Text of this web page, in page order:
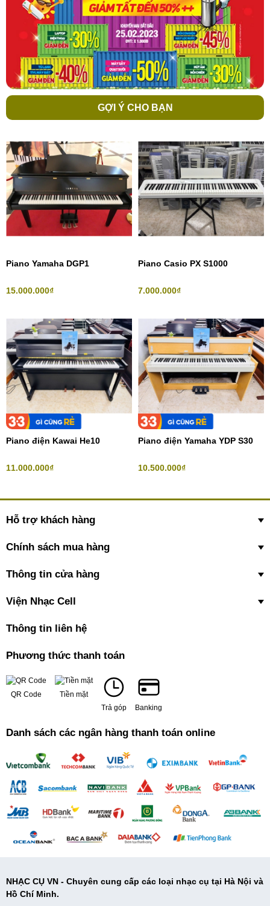
GỢI Ý CHO BẠN
Piano Yamaha DGP1
15.000.000₫
Piano Casio PX S1000
7.000.000₫
Piano điện Kawai He10
11.000.000₫
Piano điện Yamaha YDP S30
10.500.000₫
Hỗ trợ khách hàng
Chính sách mua hàng
Thông tin cửa hàng
Viện Nhạc Cell
Thông tin liên hệ
Phương thức thanh toán
QR Code
Tiền mặt
Trả góp
Banking
Danh sách các ngân hàng thanh toán online
NHẠC CỤ VN - Chuyên cung cấp các loại nhạc cụ tại Hà Nội và
Hồ Chí Minh.